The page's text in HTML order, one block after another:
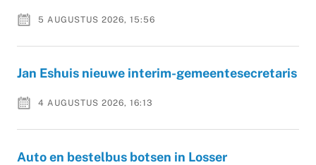
5 AUGUSTUS 2026, 15:56
Jan Eshuis nieuwe interim-gemeentesecretaris
4 AUGUSTUS 2026, 16:13
Auto en bestelbus botsen in Losser